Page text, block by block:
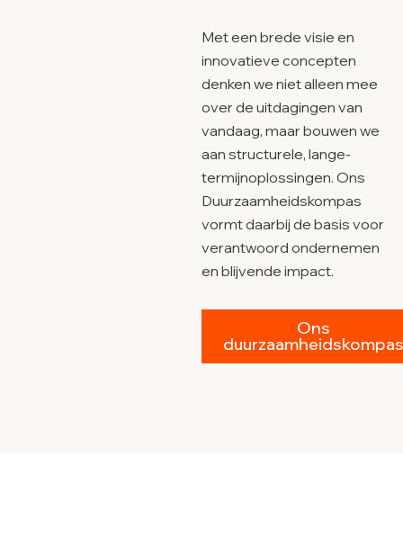
Met een brede visie en
innovatieve concepten
denken we niet alleen mee
over de uitdagingen van
vandaag, maar bouwen we
aan structurele, lange-
termijnoplossingen. Ons
Duurzaamheidskompas
vormt daarbij de basis voor
verantwoord ondernemen
en blijvende impact.
Ons
duurzaamheidskompas